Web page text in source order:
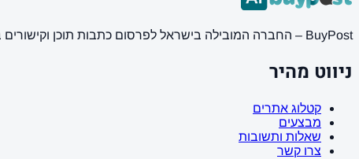
BuyPost – החברה המובילה בישראל לפרסום כתבות תוכן וקישורים באתרי חדשות ותוכן מובילים. מחירון מעודכן, כתיבת AI מתקדמת, קידום אתרים SEO מקצועי. 11 שנות ניסיון ואלפי לקוחות מרוצים.
ניווט מהיר
קטלוג אתרים
מבצעים
שאלות ותשובות
צרו קשר